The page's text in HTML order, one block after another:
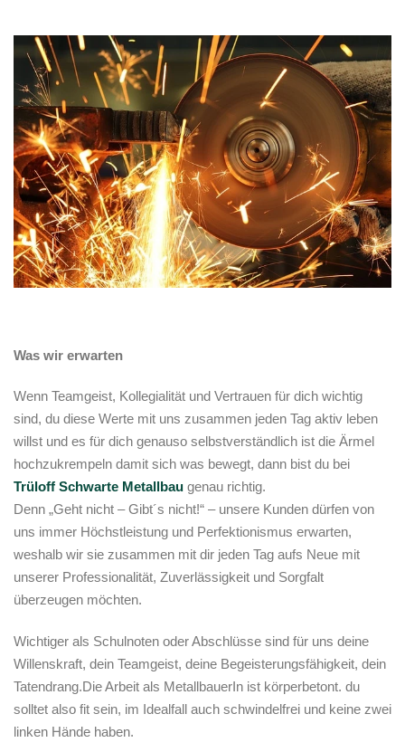
Was wir erwarten
Wenn Teamgeist, Kollegialität und Vertrauen für dich wichtig
sind, du diese Werte mit uns zusammen jeden Tag aktiv leben
willst und es für dich genauso selbstverständlich ist die Ärmel
hochzukrempeln damit sich was bewegt, dann bist du bei
Trüloff Schwarte Metallbau genau richtig.
Denn „Geht nicht – Gibt´s nicht!“ – unsere Kunden dürfen von
uns immer Höchstleistung und Perfektionismus erwarten,
weshalb wir sie zusammen mit dir jeden Tag aufs Neue mit
unserer Professionalität, Zuverlässigkeit und Sorgfalt
überzeugen möchten.
Wichtiger als Schulnoten oder Abschlüsse sind für uns deine
Willenskraft, dein Teamgeist, deine Begeisterungsfähigkeit, dein
Tatendrang.Die Arbeit als MetallbauerIn ist körperbetont. du
solltet also fit sein, im Idealfall auch schwindelfrei und keine zwei
linken Hände haben.